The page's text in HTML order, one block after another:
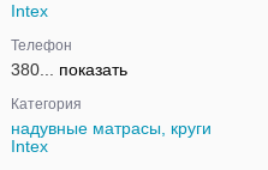
Intex
Телефон
380... показать
Категория
надувные матрасы, круги
Intex